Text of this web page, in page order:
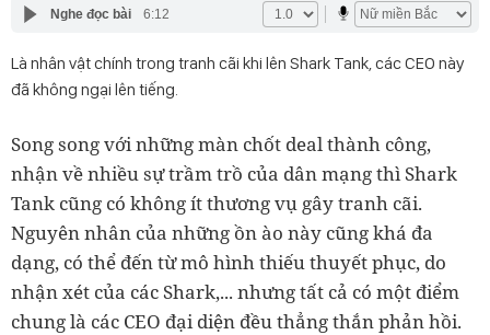
Nghe đọc bài 6:12
Là nhân vật chính trong tranh cãi khi lên Shark Tank, các CEO này
đã không ngại lên tiếng.
Song song với những màn chốt deal thành công,
nhận về nhiều sự trầm trồ của dân mạng thì Shark
Tank cũng có không ít thương vụ gây tranh cãi.
Nguyên nhân của những ồn ào này cũng khá đa
dạng, có thể đến từmô hình thiếu thuyết phục, do
nhận xét của các Shark,... nhưng tất cả có một điểm
chung là các CEO đại diện đều thẳng thắn phản hồi.